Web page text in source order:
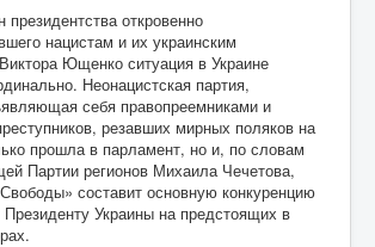
откровенно
нацистам и их украинским
Ющенко ситуация в Украине
Неонацистская партия,
себя правопреемниками и
резавших мирных поляков на
прошла в парламент, но и, по словам
Партии регионов Михаила Чечетова,
составит основную конкуренцию
Украины на предстоящих в